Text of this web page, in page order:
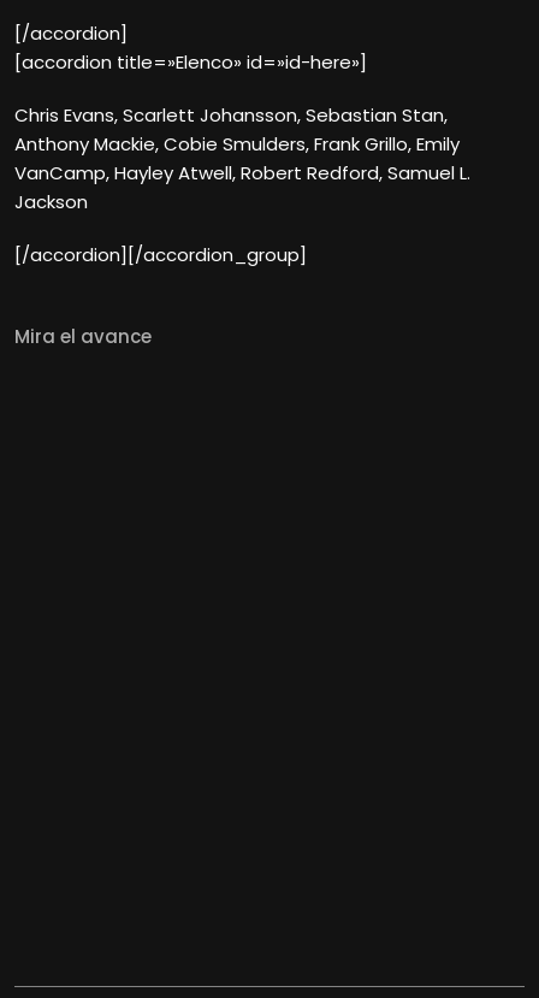
[/accordion]
[accordion title=»Elenco» id=»id-here»]
Chris Evans, Scarlett Johansson, Sebastian Stan,
Anthony Mackie, Cobie Smulders, Frank Grillo, Emily
VanCamp, Hayley Atwell, Robert Redford, Samuel L.
Jackson
[/accordion][/accordion_group]
Mira el avance